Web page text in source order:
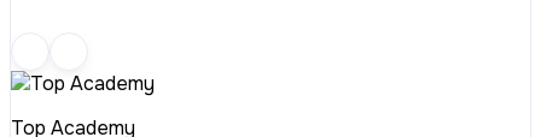
Top Academy